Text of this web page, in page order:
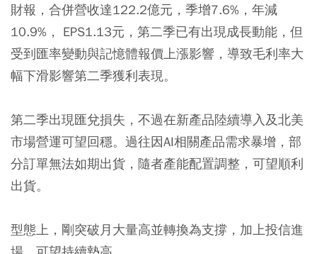
財報，合併營收達122.2億元，季增7.6%，年減
10.9%， EPS1.13元，第二季已有出現成長動能，但
受到匯率變動與記憶體報價上漲影響，導致毛利率大
幅下滑影響第二季獲利表現。
第二季出現匯兌損失，不過在新產品陸續導入及北美
市場營運可望回穩。過往因AI相關產品需求暴增，部
分訂單無法如期出貨，隨者產能配置調整，可望順利
出貨。
型態上，剛突破月大量高並轉換為支撐，加上投信進